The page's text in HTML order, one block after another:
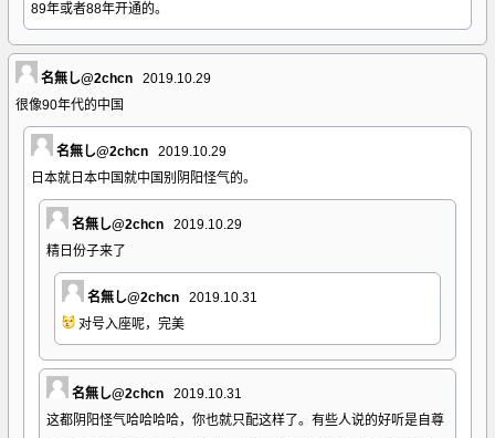
89年或者88年开通的。
名無し@2chcn
2019.10.29
很像90年代的中国
名無し@2chcn
2019.10.29
日本就日本中国就中国别阴阳怪气的。
名無し@2chcn
2019.10.29
精日份子来了
名無し@2chcn
2019.10.31
对号入座呢，完美
名無し@2chcn
2019.10.31
这都阴阳怪气哈哈哈哈，你也就只配这样了。有些人说的好听是自尊